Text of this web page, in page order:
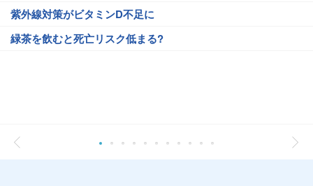
紫外線対策がビタミンD不足に
緑茶を飲むと死亡リスク低まる?